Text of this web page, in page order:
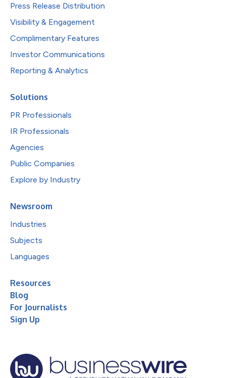
Press Release Distribution
Visibility & Engagement
Complimentary Features
Investor Communications
Reporting & Analytics
Solutions
PR Professionals
IR Professionals
Agencies
Public Companies
Explore by Industry
Newsroom
Industries
Subjects
Languages
Resources
Blog
For Journalists
Sign Up